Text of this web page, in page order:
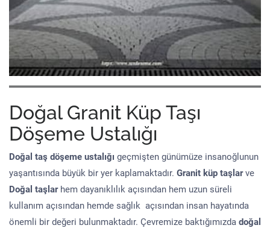
Doğal Granit Küp Taşı
Döşeme Ustalığı
Doğal taş döşeme ustalığı geçmişten günümüze insanoğlunun
yaşantısında büyük bir yer kaplamaktadır. Granit küp taşlarve
Doğal taşlar hem dayanıklılık açısından hem uzun süreli
kullanım açısından hemde sağlık açısından insan hayatında
önemli bir değeri bulunmaktadır. Çevremize baktığımızda doğal